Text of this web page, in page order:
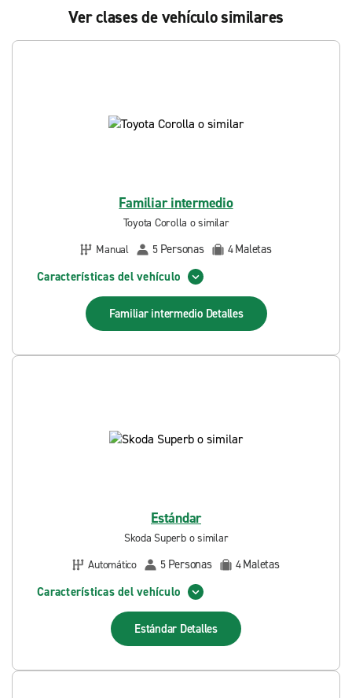
Ver clases de vehículo similares
Familiar intermedio
Toyota Corolla o similar
Manual
5 Personas 4Maletas
Características del vehículo
Familiar intermedio Detalles
Estándar
Skoda Superb o similar
Automático
5 Personas 4Maletas
Características del vehículo
Estándar Detalles